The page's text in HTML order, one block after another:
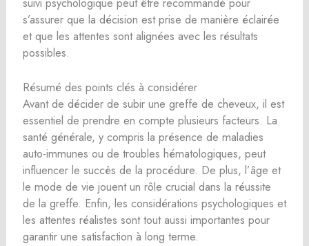
s’assurer que la décision est prise de manière éclairée
et que les attentes sont alignées avec les résultats
possibles.
Résumé des points clés à considérer
Avant de décider de subir une greffe de cheveux, il est
essentiel de prendre en compte plusieurs facteurs. La
santé générale, y compris la présence de maladies
auto-immunes ou de troubles hématologiques, peut
influencer le succès de la procédure. De plus, l’âge et
le mode de vie jouent un rôle crucial dans la réussite
de la greffe. Enfin, les considérations psychologiques et
les attentes réalistes sont tout aussi importantes pour
garantir une satisfaction à long terme.